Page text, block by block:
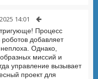
14:01
Процесс
добавляет
Однако,
миссий и
управление вызывает
проект для